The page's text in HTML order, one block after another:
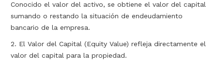
Conocido el valor del activo, se obtiene el valor del capital
sumando o restando la situación de endeudamiento
bancario de la empresa.
2. El Valor del Capital (Equity Value) refleja directamente el
valor del capital para la propiedad.